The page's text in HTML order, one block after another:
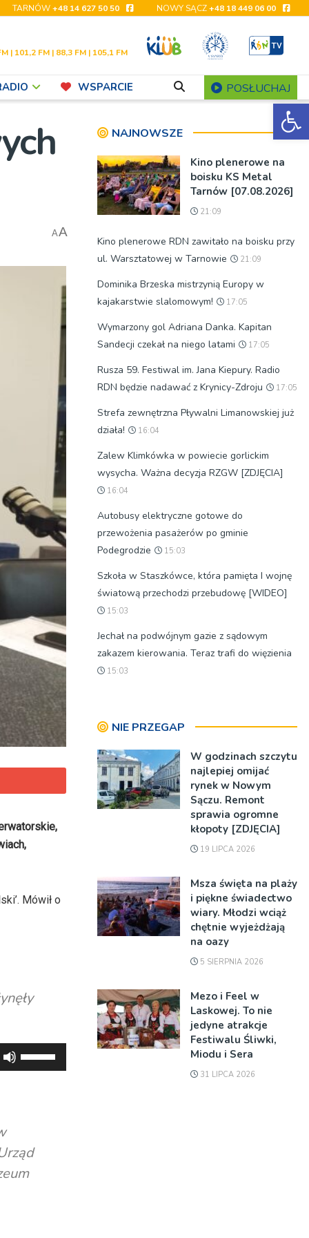
TARNÓW+48 14 627 50 50 NOWY SĄCZ+48 18 449 06 00
| 101,2 FM | 88,3 FM | 105,1 FM
WSPARCIE POSŁUCHAJ
AA
Mówił o
strzałek
dołu
aby
NAJNOWSZE
Kino plenerowe na
boisku KS Metal
Tarnów [07.08.2026]
21:09
Kino plenerowe RDN zawitało na boisku przy
ul. Warsztatowej w Tarnowie
21:09
Dominika Brzeska mistrzynią Europy w
kajakarstwie slalomowym!
17:05
Wymarzony gol Adriana Danka. Kapitan
Sandecji czekał na niego latami
17:05
Rusza 59. Festiwal im. Jana Kiepury. Radio
RDN będzie nadawać z Krynicy-Zdroju
17:05
Strefa zewnętrzna Pływalni Limanowskiej już
działa!
16:04
Zalew Klimkówka w powiecie gorlickim
wysycha. Ważna decyzja RZGW [ZDJĘCIA]
16:04
Autobusy elektryczne gotowe do
przewożenia pasażerów po gminie
Podegrodzie
15:03
Szkoła w Staszkówce, która pamięta I wojnę
światową przechodzi przebudowę [WIDEO]
15:03
Jechał na podwójnym gazie z sądowym
zakazem kierowania. Teraz trafi do więzienia
15:03
NIE PRZEGAP
W godzinach szczytu
najlepiej omijać
rynek w Nowym
Sączu. Remont
sprawia ogromne
kłopoty [ZDJĘCIA]
19 LIPCA 2026
Msza święta na plaży
i piękne świadectwo
wiary. Młodzi wciąż
chętnie wyjeżdżają
na oazy
5 SIERPNIA 2026
Mezo i Feel w
Laskowej. To nie
jedyne atrakcje
Festiwalu Śliwki,
Miodu i Sera
31 LIPCA 2026